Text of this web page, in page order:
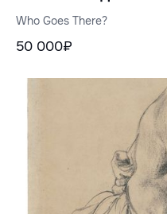
Who Goes There?
50 000₽